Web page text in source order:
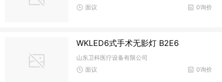
0询价
面议
WKLED6式手术无影灯 B2E6
山东卫科医疗设备有限公司
0询价
面议